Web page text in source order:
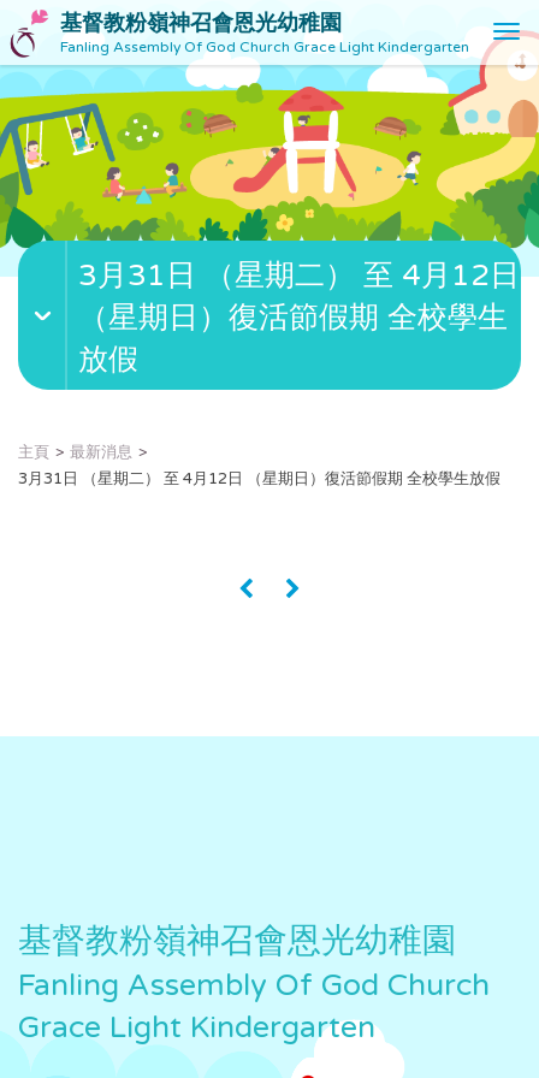
基督教粉嶺神召會恩光幼稚園
Fanling Assembly Of God Church Grace Light Kindergarten
T
o
g
l
e
v
i
a
i
3月31日 （星期二） 至 4月12日
（星期日）復活節假期 全校學生
放假
主頁
最新消息
3月31日 （星期二） 至 4月12日 （星期日）復活節假期 全校學生放假
« »
基督教粉嶺神召會恩光幼稚園
Fanling Assembly Of God Church
Grace Light Kindergarten